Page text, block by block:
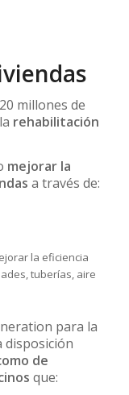
millones de
rehabilitación
mejorar la
a través de:
la eficiencia
tuberías, aire
para la
disposición
de
que: